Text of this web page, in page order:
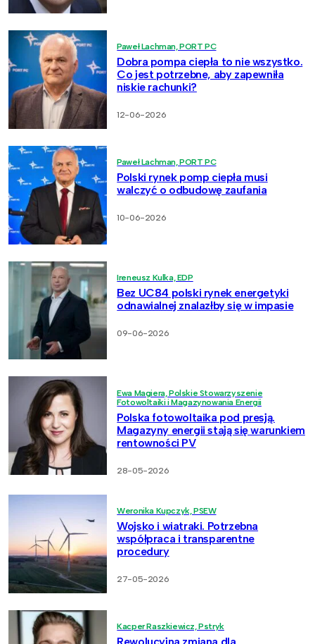
Paweł Lachman, PORT PC
Dobra pompa ciepła to nie wszystko.
Co jest potrzebne, aby zapewniła
niskie rachunki?
12-06-2026
Paweł Lachman, PORT PC
Polski rynek pomp ciepła musi
walczyć o odbudowę zaufania
10-06-2026
Ireneusz Kulka, EDP
Bez UC84 polski rynek energetyki
odnawialnej znalazłby się w impasie
09-06-2026
Ewa Magiera, Polskie Stowarzyszenie
Fotowoltaiki i Magazynowania Energii
Polska fotowoltaika pod presją.
Magazyny energii stają się warunkiem
rentowności PV
28-05-2026
Weronika Kupczyk, PSEW
Wojsko i wiatraki. Potrzebna
współpraca i transparentne
procedury
27-05-2026
Kacper Raszkiewicz, Pstryk